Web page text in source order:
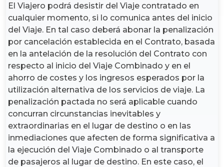
El Viajero podrá desistir del Viaje contratado en
cualquier momento, si lo comunica antes del inicio
del Viaje. En tal caso deberá abonar la penalización
por cancelación establecida en el Contrato, basada
en la antelación de la resolución del Contrato con
respecto al inicio del Viaje Combinado y en el
ahorro de costes y los ingresos esperados por la
utilización alternativa de los servicios de viaje. La
penalización pactada no será aplicable cuando
concurran circunstancias inevitables y
extraordinarias en el lugar de destino o en las
inmediaciones que afecten de forma significativa a
la ejecución del Viaje Combinado o al transporte
de pasajeros al lugar de destino. En este caso, el